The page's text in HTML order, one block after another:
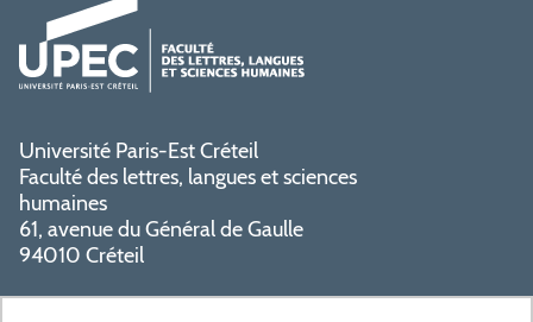
Université Paris-Est Créteil
Faculté des lettres, langues et sciences
humaines
61, avenue du Général de Gaulle
94010 Créteil